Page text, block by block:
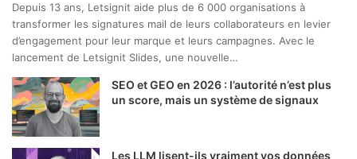
Depuis 13 ans, Letsignit aide plus de 6 000 organisations à
transformer les signatures mail de leurs collaborateurs en levier
d’engagement pour leur marque et leurs campagnes. Avec le
lancement de Letsignit Slides, une nouvelle…
SEO et GEO en 2026 : l’autorité n’est plus
un score, mais un système de signaux
Les LLM lisent-ils vraiment vos données